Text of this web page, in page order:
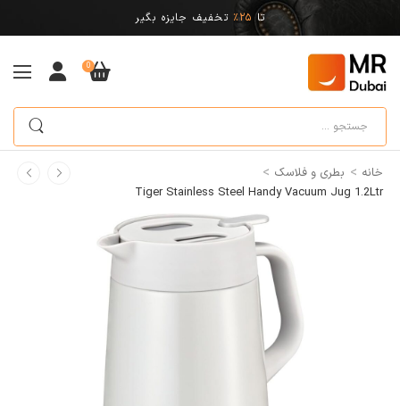
تا 25% تخفیف جایزه بگیر
0
خانه > بطری و فلاسک >
Tiger Stainless Steel Handy Vacuum Jug 1.2Ltr